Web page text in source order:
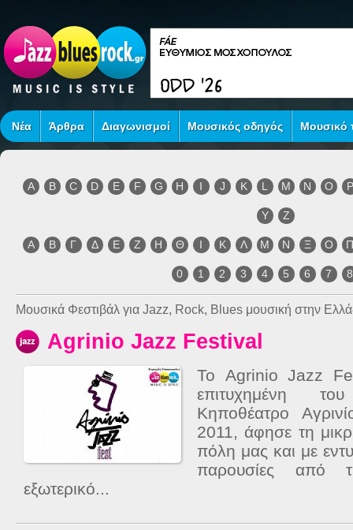
Νέα Άρθρα Διαγωνισμοί Μουσικός οδηγός Μουσικό
A B C D E F G H I J K L M N O P
Y Z
Α Β Γ Δ Ε Ζ Η Θ Ι Κ Λ Μ Ν Ξ Ο
0 1 2 3 4 5 6 7 8
Μουσικά Φεστιβάλ για Jazz, Rock, Blues μουσική στην
Agrinio Jazz Festival
Το Agrinio Jazz
επιτυχημένη
Κηποθέατρο
2011, άφησε τη
πόλη μας και με
παρουσίες από
εξωτερικό...